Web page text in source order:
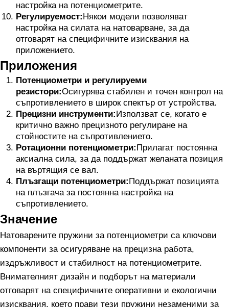
настройка на потенциометрите.
Регулируемост:Някои модели позволяват
настройка на силата на натоварване, за да
отговарят на специфичните изисквания на
приложението.
Приложения
Потенциометри и регулируеми
резистори:Осигурява стабилен и точен контрол на
съпротивлението в широк спектър от устройства.
Прецизни инструменти:Използват се, когато е
критично важно прецизното регулиране на
стойностите на съпротивлението.
Ротационни потенциометри:Прилагат постоянна
аксиална сила, за да поддържат желаната позиция
на въртящия се вал.
Плъзгащи потенциометри:Поддържат позицията
на плъзгача за постоянна настройка на
съпротивлението.
Значение
Натоварените пружини за потенциометри са ключови
компоненти за осигуряване на прецизна работа,
издръжливост и стабилност на потенциометрите.
Внимателният дизайн и подборът на материали
отговарят на специфичните оперативни и екологични
изисквания, което прави тези пружини незаменими за